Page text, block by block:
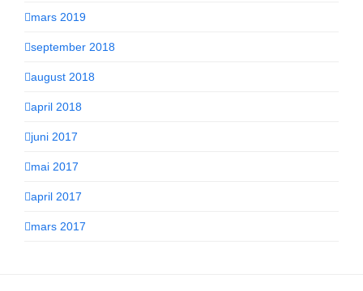
mars 2019
september 2018
august 2018
april 2018
juni 2017
mai 2017
april 2017
mars 2017